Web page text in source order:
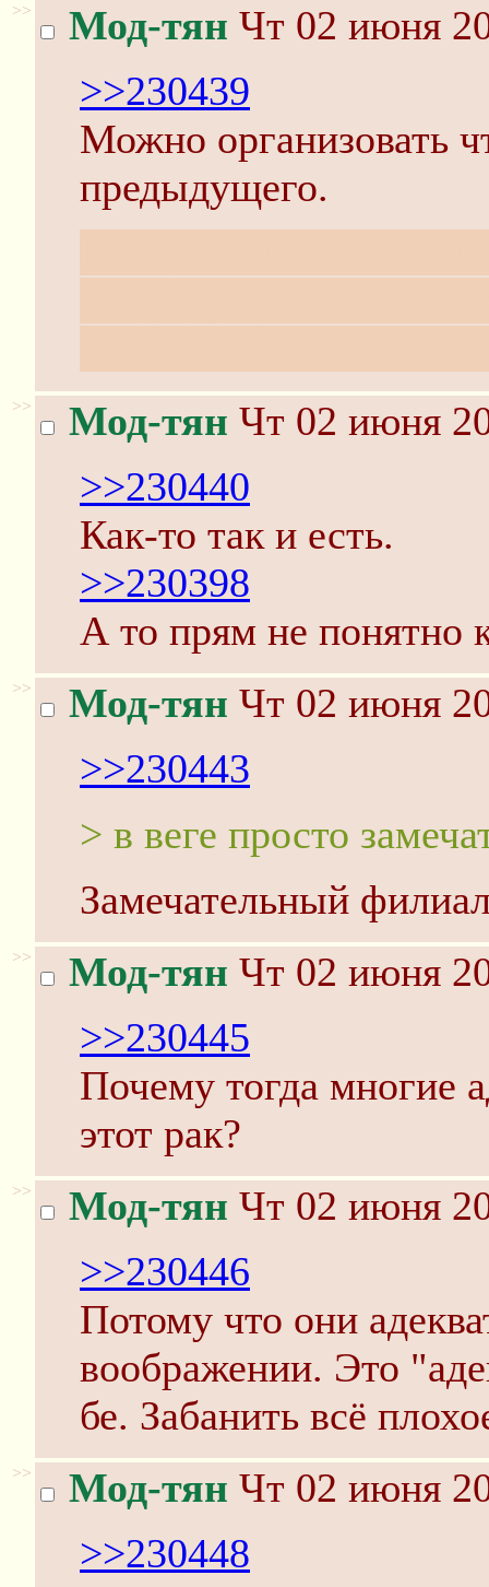
>> Мод-тян Чт 02 июня
>>230439
Можно организовать
предыдущего.
>> Мод-тян Чт 02 июня
>>230440
Как-то так и есть.
>>230398
А то прям не понятно
>> Мод-тян Чт 02 июня
>>230443
> в веге просто
Замечательный
>> Мод-тян Чт 02 июня
>>230445
Почему тогда многие
этот рак?
>> Мод-тян Чт 02 июня
>>230446
Потому что они
воображении. Это
бе. Забанить всё
>> Мод-тян Чт 02 июня
>>230448